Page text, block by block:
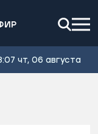
чт, 06 августа